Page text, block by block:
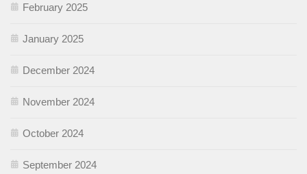
February 2025
January 2025
December 2024
November 2024
October 2024
September 2024